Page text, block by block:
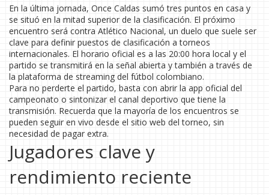
En la última jornada, Once Caldas sumó tres puntos en casa y
se situó en la mitad superior de la clasificación. El próximo
encuentro será contra Atlético Nacional, un duelo que suele ser
clave para definir puestos de clasificación a torneos
internacionales. El horario oficial es a las 20:00 hora local y el
partido se transmitirá en la señal abierta y también a través de
la plataforma de streaming del fútbol colombiano.
Para no perderte el partido, basta con abrir la app oficial del
campeonato o sintonizar el canal deportivo que tiene la
transmisión. Recuerda que la mayoría de los encuentros se
pueden seguir en vivo desde el sitio web del torneo, sin
necesidad de pagar extra.
Jugadores clave y
rendimiento reciente